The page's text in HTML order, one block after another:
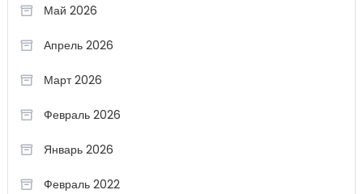
Май 2026
Апрель 2026
Март 2026
Февраль 2026
Январь 2026
Февраль 2022